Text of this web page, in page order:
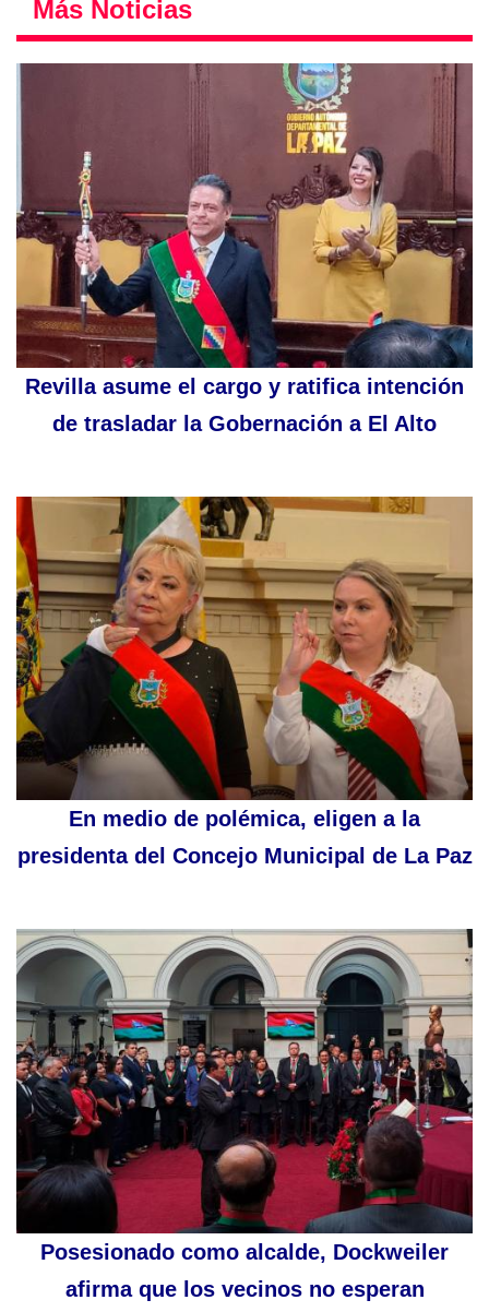
Más Noticias
Revilla asume el cargo y ratifica intención
de trasladar la Gobernación a El Alto
En medio de polémica, eligen a la
presidenta del Concejo Municipal de La Paz
Posesionado como alcalde, Dockweiler
afirma que los vecinos no esperan